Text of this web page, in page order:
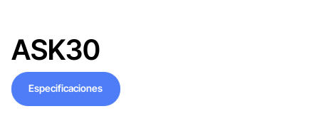
ASK30
Especificaciones